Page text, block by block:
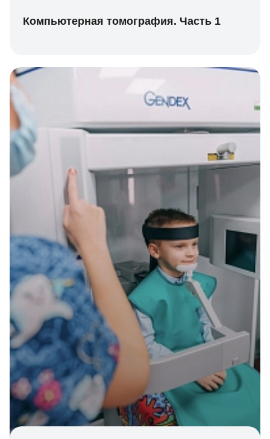
Компьютерная томография. Часть 1